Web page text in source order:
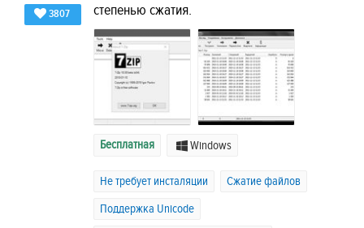
3807
степенью сжатия.
Бесплатная Windows
Не требует инсталяции
Сжатие файлов
Поддержка Unicode